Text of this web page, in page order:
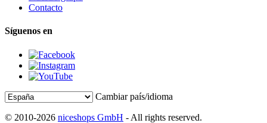
Contacto
Síguenos en
Cambiar país/idioma
© 2010-2026 niceshops GmbH - All rights reserved.